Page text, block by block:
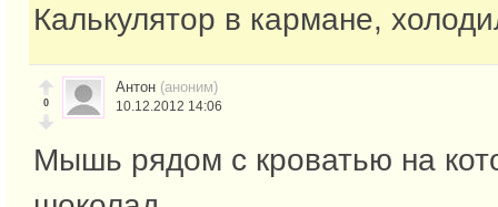
Калькулятор в кармане,
0
Антон (аноним)
10.12.2012 14:06
Мышь рядом с кроватью на